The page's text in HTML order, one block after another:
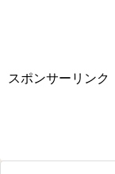
スポンサーリンク